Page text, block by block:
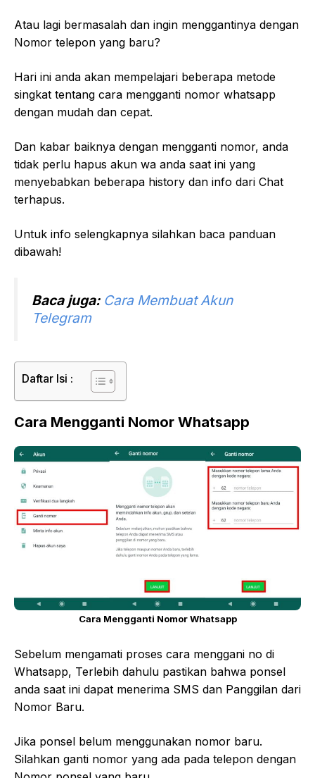
Atau lagi bermasalah dan ingin menggantinya dengan
Nomor telepon yang baru?
Hari ini anda akan mempelajari beberapa metode
singkat tentang cara mengganti nomor whatsapp
dengan mudah dan cepat.
Dan kabar baiknya dengan mengganti nomor, anda
tidak perlu hapus akun wa anda saat ini yang
menyebabkan beberapa history dan info dari Chat
terhapus.
Untuk info selengkapnya silahkan baca panduan
dibawah!
Baca juga: Cara Membuat Akun
Telegram
Daftar Isi :
Cara Mengganti Nomor Whatsapp
Cara Mengganti Nomor Whatsapp
Sebelum mengamati proses cara menggani no di
Whatsapp, Terlebih dahulu pastikan bahwa ponsel
anda saat ini dapat menerima SMS dan Panggilan dari
Nomor Baru.
Jika ponsel belum menggunakan nomor baru.
Silahkan ganti nomor yang ada pada telepon dengan